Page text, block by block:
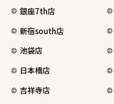
銀座7th店
新宿south店
池袋店
日本橋店
吉祥寺店